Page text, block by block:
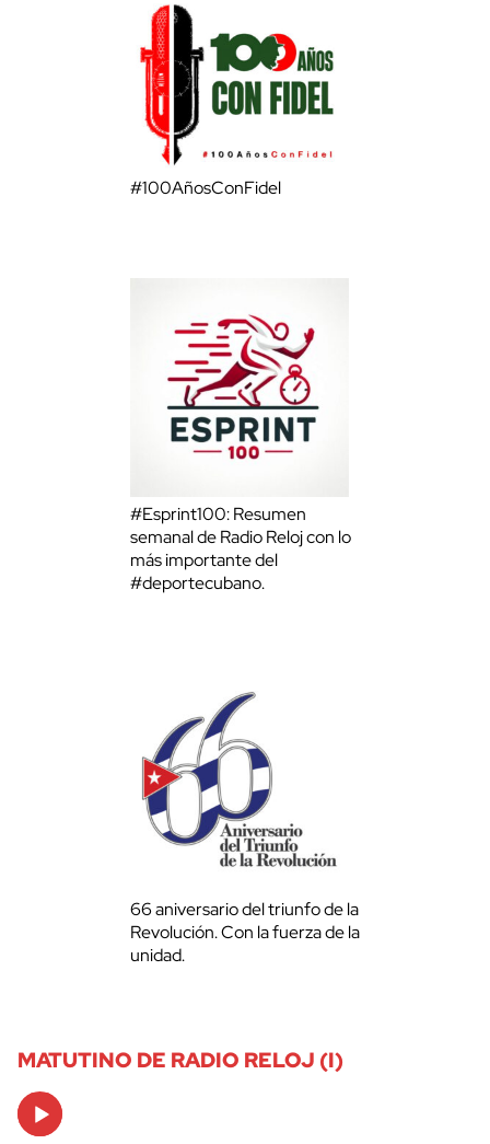
#100AñosConFidel
#Esprint100: Resumen
semanal de Radio Reloj con lo
más importante del
#deportecubano.
66 aniversario del triunfo de la
Revolución. Con la fuerza de la
unidad.
MATUTINO DE RADIO RELOJ (I)
Audio
Player